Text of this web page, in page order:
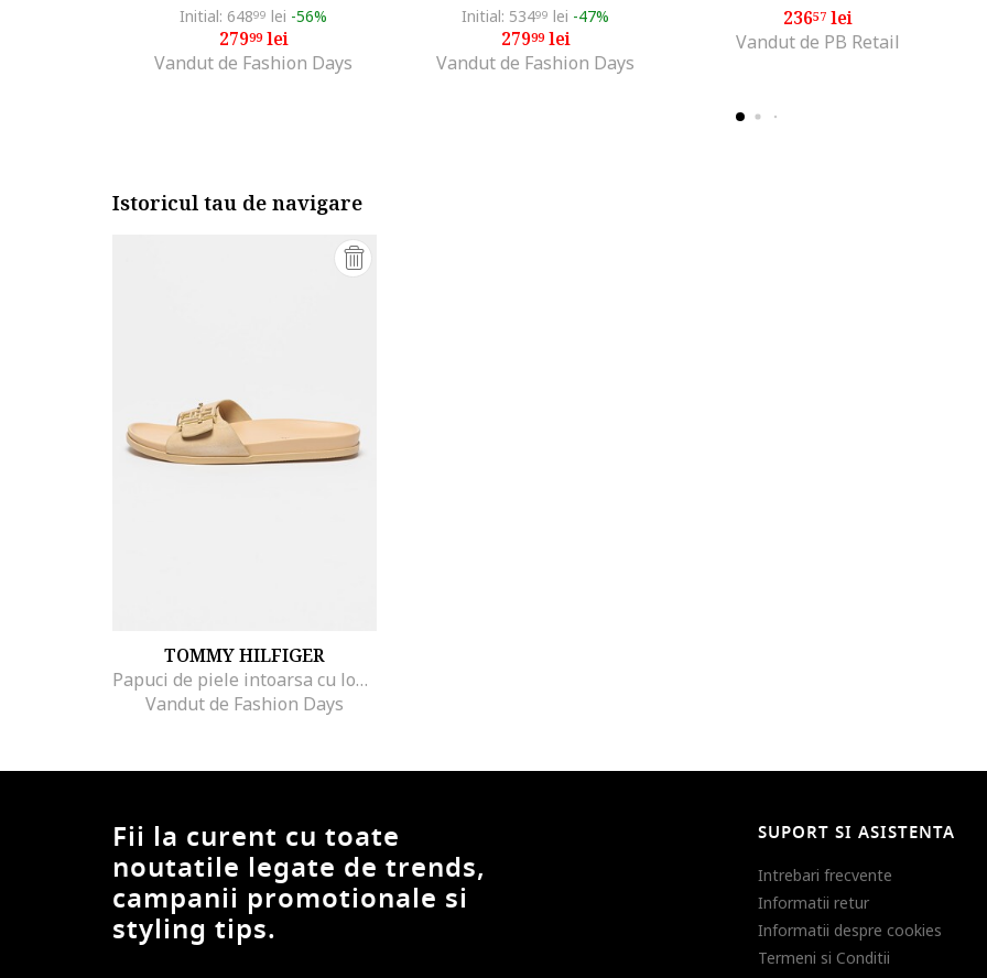
Initial: 64899 lei -56%
27999lei
Vandut de Fashion Days
Initial: 53499 lei -47%
27999lei
Vandut de Fashion Days
23657lei
Vandut de PB Retail
Istoricul tau de navigare
TOMMY HILFIGER
Papuci de piele intoarsa cu logo metalic, Auriu/Bej
Vandut de Fashion Days
Fii la curent cu toate
noutatile legate de trends,
campanii promotionale si
styling tips.
SUPORT SI ASISTENTA
Intrebari frecvente
Informatii retur
Informatii despre cookies
Termeni si Conditii